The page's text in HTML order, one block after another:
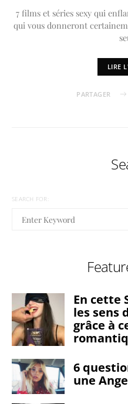
7 films et séries sexy qui
qui vous donneront
LIRE
PARTAGER
SEARCH FOR:
En cette
les sens
grâce à
6
une